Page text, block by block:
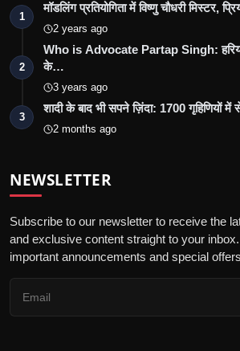
1
मॉडलिंग प्रतियोगिता में विष्णु चौधरी मिस्टर,
2 years ago
2
Who is Advocate Partap Singh:
के…
3 years ago
3
शादी के बाद भी सपने ज़िंदा: 1700 गृहिणियों
2 months ago
NEWSLETTER
Subscribe to our newsletter to receive the
and exclusive content straight to your
important announcements and special